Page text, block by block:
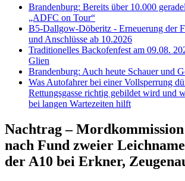
Brandenburg: Bereits über 10.000
„ADFC on Tour“
B5-Dallgow-Döberitz - Erneuerung der
und Anschlüsse ab 10.2026
Traditionelles Backofenfest am 09.08.
Glien
Brandenburg: Auch heute Schauer und
Was Autofahrer bei einer Vollsperrung
Rettungsgasse richtig gebildet wird und
bei langen Wartezeiten hilft
Nachtrag –
nach Fund zweier
der A10 bei Erkner,